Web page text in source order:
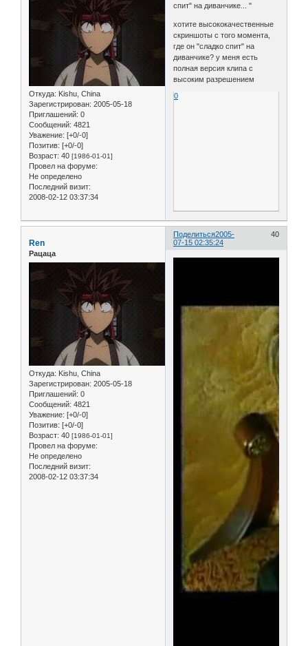
Откуда: Kishu, China
Зарегистрирован: 2005-05-18
Приглашений: 0
Сообщений: 4821
Уважение: [+0/-0]
Позитив: [+0/-0]
Возраст: 40 [1986-01-01]
Провел на форуме:
Не определено
Последний визит:
2008-02-12 03:37:34
спит" на диванчике... "
хотите высококачественные
скриншоты с того момента,
где он "сладко спит" на
диванчике? у меня есть
полная версия клипа с
высоким разрешением
0
Поделиться 40
2005-
07-15 02:35:24
Ren
Рацаца
Откуда: Kishu, China
Зарегистрирован: 2005-05-18
Приглашений: 0
Сообщений: 4821
Уважение: [+0/-0]
Позитив: [+0/-0]
Возраст: 40 [1986-01-01]
Провел на форуме:
Не определено
Последний визит:
2008-02-12 03:37:34